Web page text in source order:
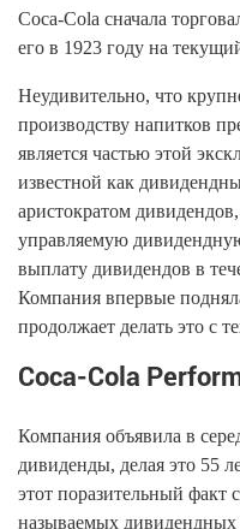
Coca-Cola сначала
его в 1923 году на
Неудивительно, что
производству напитков
является частью этой
известной как
аристократом
управляемую
выплату дивидендов в
Компания впервые
продолжает делать это с
Coca-Cola
Компания объявила в
дивиденды, делая это 55
этот поразительный факт
называемых дивидендных